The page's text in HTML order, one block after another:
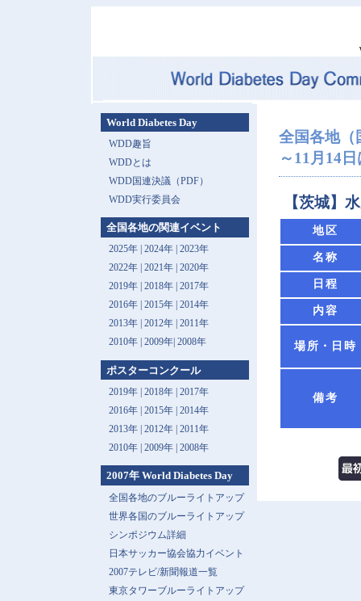
全国各地（
～11月14
【茨城】
地区
名称
日程
内容
場所・日時
備考
World Diabetes Day
WDD趣旨
WDDとは
WDD国連決議（PDF）
WDD実行委員会
全国各地の関連イベント
2025年| 2024年| 2023年
2022年| 2021年| 2020年
2019年| 2018年| 2017年
2016年| 2015年| 2014年
2013年 | 2012年| 2011年
2010年| 2009年| 2008年
ポスターコンクール
2019年 | 2018年 | 2017年
2016年 | 2015年 | 2014年
2013年 | 2012年 | 2011年
2010年 | 2009年 | 2008年
2007年 World Diabetes Day
全国各地のブルーライトアップ
世界各国のブルーライトアップ
シンポジウム詳細
日本サッカー協会協力イベント
2007テレビ/新聞報道一覧
東京タワーブルーライトアップ